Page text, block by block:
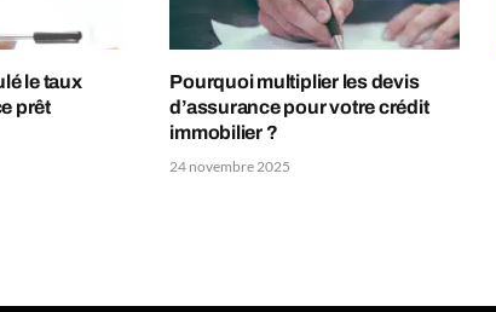
le taux
prêt
Pourquoi multiplier les devis
d’assurance pour votre crédit
immobilier ?
24 novembre 2025